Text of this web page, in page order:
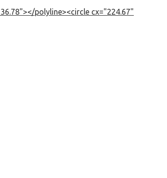
polyline><circle cx="224.67"